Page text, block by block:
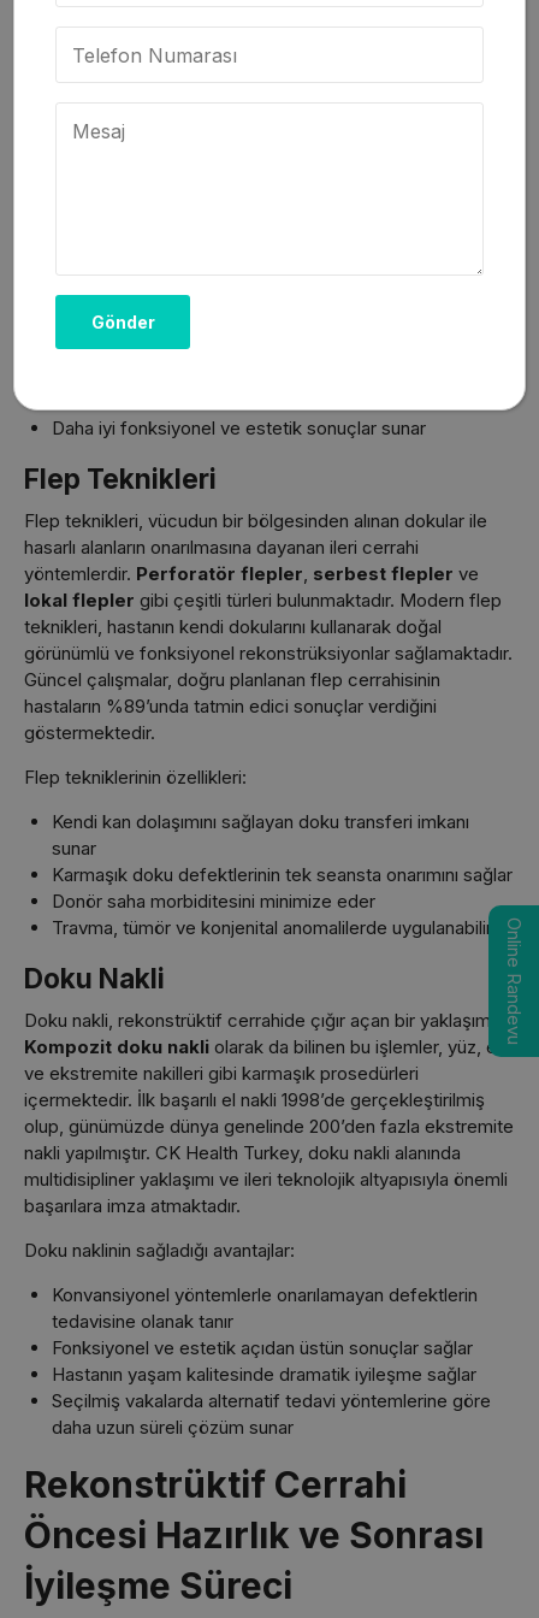
gerçekleştirilen hassas cerrahi müdahaleleri kapsamaktadır.
milimetreden daha küçük damarlarınbirleştirilmesine
olanak tanımaktadır.
Mikrocerrahinin avantajları:
Daha küçük insizyonlar ile minimal doku hasarı sağlar
Kritik anatomik yapıların korunmasına olanak tanır
Daha iyi fonksiyonel ve estetik sonuçlar sunar
Flep Teknikleri
Flep teknikleri, vücudun bir bölgesinden alınan dokular ile
hasarlı alanların onarılmasına dayanan ileri cerrahi
yöntemlerdir. Perforatör flepler serbest flepler ve
lokal flepler gibi çeşitli türleri bulunmaktadır. Modern flep
teknikleri, hastanın kendi dokularını kullanarak doğal
görünümlü ve fonksiyonel rekonstrüksiyonlar sağlamaktadır.
Güncel çalışmalar, doğru planlanan flep cerrahisinin
hastaların %89’unda tatmin edici sonuçlar verdiğini
göstermektedir.
Flep tekniklerinin özellikleri:
Kendi kan dolaşımını sağlayan doku transferi imkanı
sunar
Karmaşık doku defektlerinin tek seansta onarımını sağlar
Donör saha morbiditesini minimize eder
Travma, tümör ve konjenital anomalilerde uygulanabilir
Doku Nakli
Doku nakli, rekonstrüktif cerrahide çığır açan bir yaklaşımdır.
Kompozit doku nakli olarak da bilinen bu işlemler, yüz, el
ve ekstremite nakilleri gibi karmaşık prosedürleri
içermektedir. İlk başarılı el nakli 1998’de gerçekleştirilmiş
olup, günümüzde dünya genelinde 200’den fazla ekstremite
nakli yapılmıştır. CK Health Turkey, doku nakli alanında
multidisipliner yaklaşımı ve ileri teknolojik altyapısıyla önemli
başarılara imza atmaktadır.
Doku naklinin sağladığı avantajlar:
Konvansiyonel yöntemlerle onarılamayan defektlerin
tedavisine olanak tanır
Fonksiyonel ve estetik açıdan üstün sonuçlar sağlar
Hastanın yaşam kalitesinde dramatik iyileşme sağlar
Seçilmiş vakalarda alternatif tedavi yöntemlerine göre
daha uzun süreli çözüm sunar
Rekonstrüktif Cerrahi
Öncesi Hazırlık ve Sonrası
İyileşme Süreci
Online Randevu